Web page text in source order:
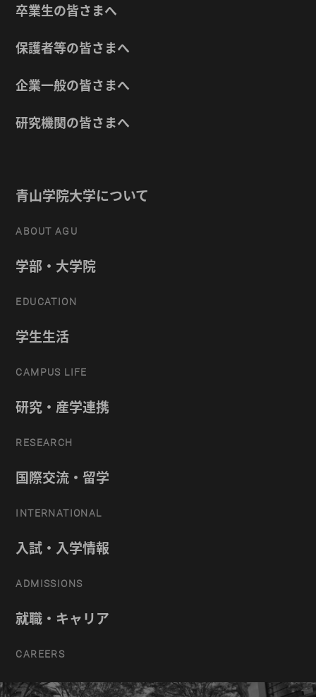
卒業生の皆さまへ
保護者等の皆さまへ
企業一般の皆さまへ
研究機関の皆さまへ
青山学院大学について
ABOUT AGU
学部・大学院
EDUCATION
学生生活
CAMPUS LIFE
研究・産学連携
RESEARCH
国際交流・留学
INTERNATIONAL
入試・入学情報
ADMISSIONS
就職・キャリア
CAREERS